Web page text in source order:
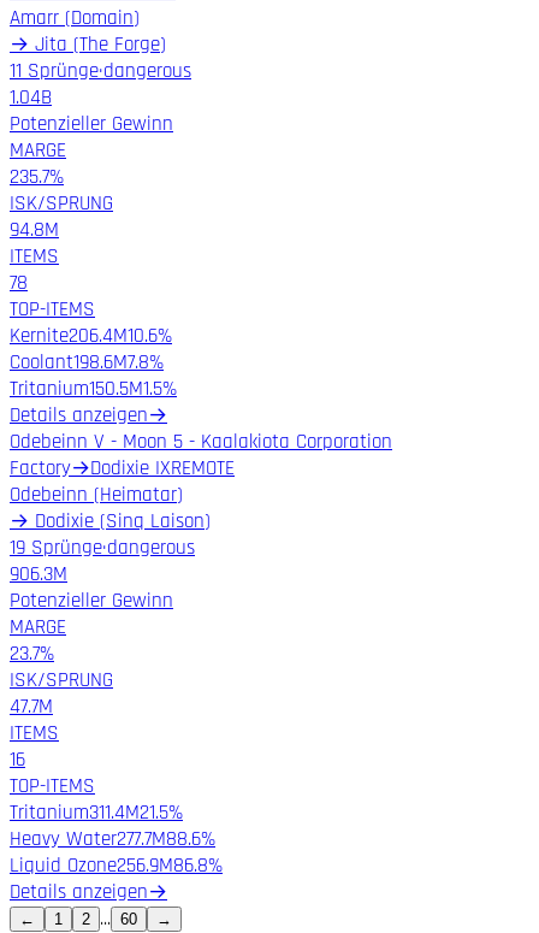
Amarr (Domain)
→ Jita (The Forge)
11 Sprünge·dangerous
1.04B
Potenzieller Gewinn
MARGE
235.7%
ISK/SPRUNG
94.8M
ITEMS
78
TOP-ITEMS
Kernite206.4M10.6%
Coolant198.6M7.8%
Tritanium150.5M1.5%
Details anzeigen→
Odebeinn V - Moon 5 - Kaalakiota Corporation
Factory→Dodixie IXREMOTE
Odebeinn (Heimatar)
→ Dodixie (Sinq Laison)
19 Sprünge·dangerous
906.3M
Potenzieller Gewinn
MARGE
23.7%
ISK/SPRUNG
47.7M
ITEMS
16
TOP-ITEMS
Tritanium311.4M21.5%
Heavy Water277.7M88.6%
Liquid Ozone256.9M86.8%
Details anzeigen→
← 1 2 ... 60 →